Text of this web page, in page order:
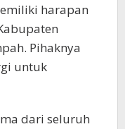
harapan
Pihaknya
untuk
dari seluruh